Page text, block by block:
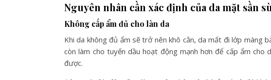
Nguyên nhân cần xác định của da mặt sần
Không cấp ẩm đủ cho làn da
Khi da không đủ ẩm sẽ trở nên khô cằn, da mất đi lớp màng
còn làm cho tuyến dầu hoạt động mạnh hơn để cấp ẩm cho
được.